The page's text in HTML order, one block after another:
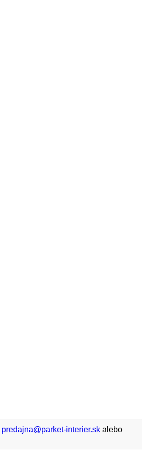
predajna@parket-interier.sk alebo